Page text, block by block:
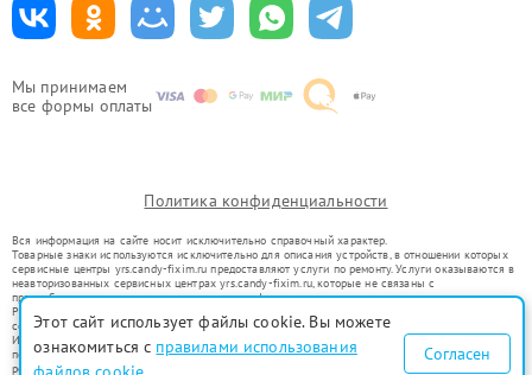
Мы принимаем
все формы оплаты
Политика конфиденциальности
Вся информация на сайте носит исключительно справочный характер.
Товарные знаки используются исключительно для описания устройств, в отношении которых
сервисные центры yrs.candy-fixim.ru предоставляют услуги по ремонту. Услуги оказываются в
неавторизованных сервисных центрах yrs.candy-fixim.ru, которые не связаны с
правообладателями товарных знаков или их официальными представителями.
Ремонт осуществляется для устройств, уже введенных в гражданский оборот в соответствии
со статьей 1487 ГК РФ.
Использование товарных знаков не преследует цели индивидуализации услуг или введения
потребителей в заблуждение, а служит для информирования о предоставляемых услугах по
ремонту техники указанных брендов.
Этот сайт использует файлы cookie. Вы можете
ознакомиться с правилами использования
Согласен